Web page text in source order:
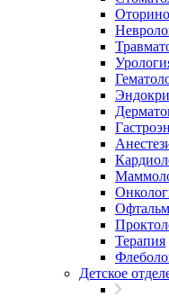
Терапия
Детское